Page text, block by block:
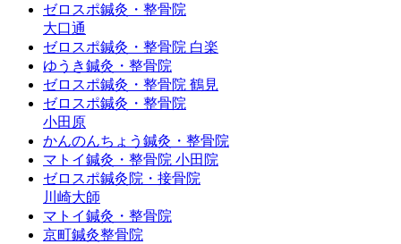
ゼロスポ鍼灸・整骨院
大口通
ゼロスポ鍼灸・整骨院 白楽
ゆうき鍼灸・整骨院
ゼロスポ鍼灸・整骨院 鶴見
ゼロスポ鍼灸・整骨院
小田原
かんのんちょう鍼灸・整骨院
マトイ鍼灸・整骨院 小田院
ゼロスポ鍼灸院・接骨院
川崎大師
マトイ鍼灸・整骨院
京町鍼灸整骨院